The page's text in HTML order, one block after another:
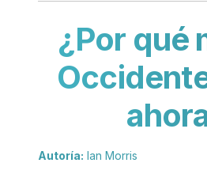
¿Por qué
Autoría: Ian Morris